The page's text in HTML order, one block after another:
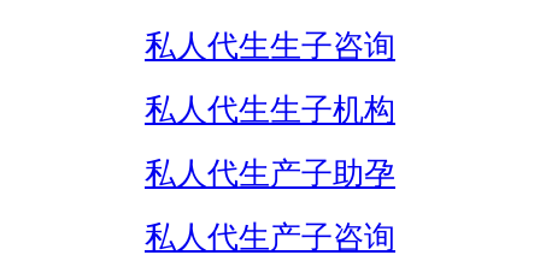
私人代生生子咨询
私人代生生子机构
私人代生产子助孕
私人代生产子咨询